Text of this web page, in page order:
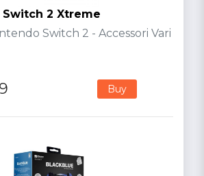
2 Xtreme
Switch 2 - Accessori Vari
Buy